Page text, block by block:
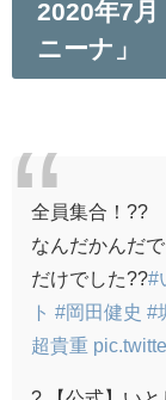
2020年7
ニーナ」
全員集合！??
なんだかんだ
だけでした??#
ト #岡田健史 #
超貴重